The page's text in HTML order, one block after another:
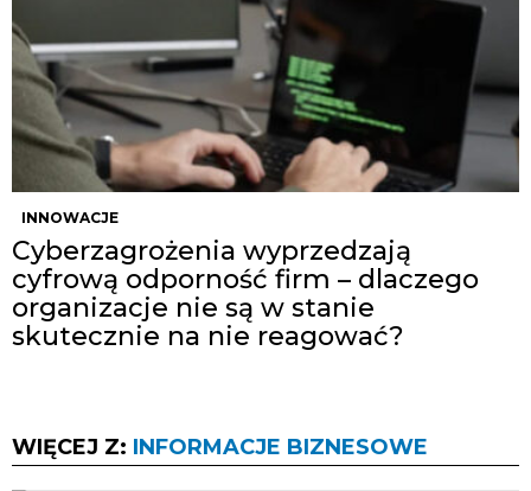
INNOWACJE
Cyberzagrożenia wyprzedzają
cyfrową odporność firm – dlaczego
organizacje nie są w stanie
skutecznie na nie reagować?
WIĘCEJ Z: INFORMACJE BIZNESOWE